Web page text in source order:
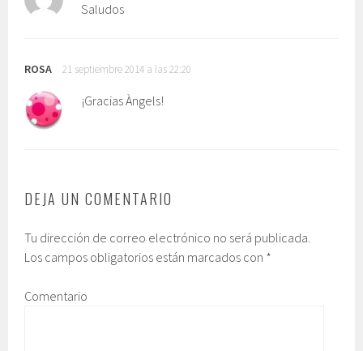
Saludos
ROSA 21 septiembre 2014 a las 22:20
¡Gracias Àngels!
DEJA UN COMENTARIO
Tu dirección de correo electrónico no será publicada.
Los campos obligatorios están marcados con *
Comentario